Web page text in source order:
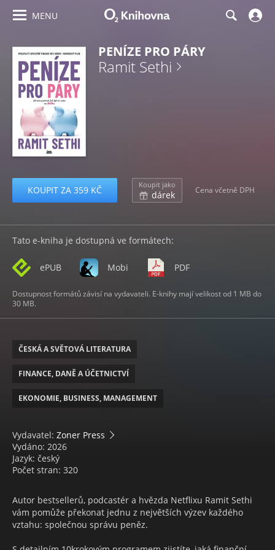
MENU
PENÍZE PRO PÁRY
Ramit Sethi
KOUPIT ZA 359 KČ Koupit jako
dárek Cena včetně DPH
Tato e-kniha je dostupná ve formátech:
ePUB Mobi PDF
Dostupnost formátů závisí na vydavateli. E-knihy mají velikost od 1 MB do
30 MB.
ČESKÁ A SVĚTOVÁ LITERATURA
FINANCE, DANĚ A ÚČETNICTVÍ
EKONOMIE, BUSINESS, MANAGEMENT
Vydavatel: Zoner Press
Vydáno: 2026
Jazyk: český
Počet stran: 320
Autor bestsellerů, podcastér a hvězda Netflixu Ramit Sethi
vám pomůže překonat jednu z největších výzev každého
vztahu: společnou správu peněz.